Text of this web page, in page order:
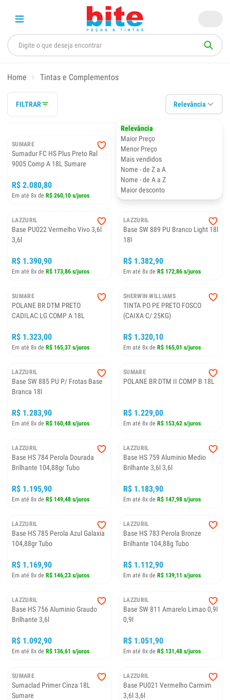
Home Tintas e Complementos
FILTRAR Relevância
Relevância
Maior Preço
Menor Preço
Mais vendidos
Nome - de Z a A
Nome - de A a Z
Maior desconto
SUMARE
Sumadur FC HS Plus Preto Ral
9005 Comp A 18L Sumare
R$ 2.080,80
Em até 8x de R$ 260,10 s/juros
Base SW 890 PU Base Branca 18l
R$ 1.809,90
LAZZURIL
Base PU022 Vermelho Vivo 3,6l
3,6l
R$ 1.390,90
Em até 8x de R$ 173,86 s/juros
LAZZURIL
Base SW 889 PU Branco Light 18l
18l
R$ 1.382,90
Em até 8x de R$ 172,86 s/juros
SUMARE
POLANE BR DTM PRETO
CADILAC LG COMP A 18L
R$ 1.323,00
Em até 8x de R$ 165,37 s/juros
SHERWIN WILLIAMS
TINTA PO PE PRETO FOSCO
(CAIXA C/ 25KG)
R$ 1.320,10
Em até 8x de R$ 165,01 s/juros
LAZZURIL
Base SW 885 PU P/ Frotas Base
Branca 18l
R$ 1.283,90
Em até 8x de R$ 160,48 s/juros
SUMARE
POLANE BR DTM II COMP B 18L
R$ 1.229,00
Em até 8x de R$ 153,62 s/juros
LAZZURIL
Base HS 784 Perola Dourada
Brilhante 104,88gr Tubo
R$ 1.195,90
Em até 8x de R$ 149,48 s/juros
LAZZURIL
Base HS 759 Aluminio Medio
Brilhante 3,6l 3,6l
R$ 1.183,90
Em até 8x de R$ 147,98 s/juros
LAZZURIL
Base HS 785 Perola Azul Galaxia
104,88gr Tubo
R$ 1.169,90
Em até 8x de R$ 146,23 s/juros
LAZZURIL
Base HS 783 Perola Bronze
Brilhante 104,88g Tubo
R$ 1.112,90
Em até 8x de R$ 139,11 s/juros
LAZZURIL
Base HS 756 Aluminio Graudo
Brilhante 3,6l
R$ 1.092,90
Em até 8x de R$ 136,61 s/juros
LAZZURIL
Base SW 811 Amarelo Limao 0,9l
0,9l
R$ 1.051,90
Em até 8x de R$ 131,48 s/juros
SUMARE
Sumaclad Primer Cinza 18L
Sumare
LAZZURIL
Base PU021 Vermelho Carmim
3,6l 3,6l